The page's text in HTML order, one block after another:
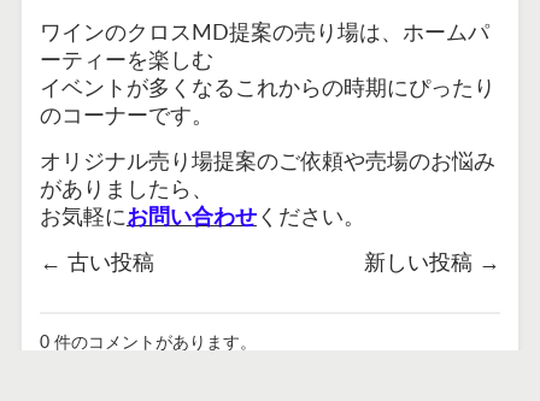
ワインのクロスMD提案の売り場は、ホームパ
ーティーを楽しむ
イベントが多くなるこれからの時期にぴったり
のコーナーです。
オリジナル売り場提案のご依頼や売場のお悩み
がありましたら、
お気軽にお問い合わせください。
← 古い投稿 新しい投稿 →
0 件のコメントがあります。